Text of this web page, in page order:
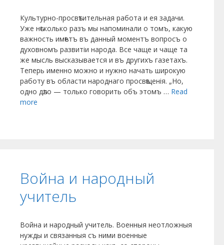
Культурно-просвѣтительная работа и ея задачи.
Уже нѣсколько разъ мы напоминали о томъ, какую
важность имѣетъ въ данный моментъ вопросъ о
духовномъ развитіи народа. Все чаще и чаще та
же мысль высказывается и въ другихъ газетахъ.
Теперь именно можно и нужно начать широкую
работу въ области народнаго просвѣщенія. „Но,
одно дѣло — только говорить объ этомъ … Read
more
Война и народный
учитель
Война и народный учитель. Военныя неотложныя
нужды и связанныя съ ними военные